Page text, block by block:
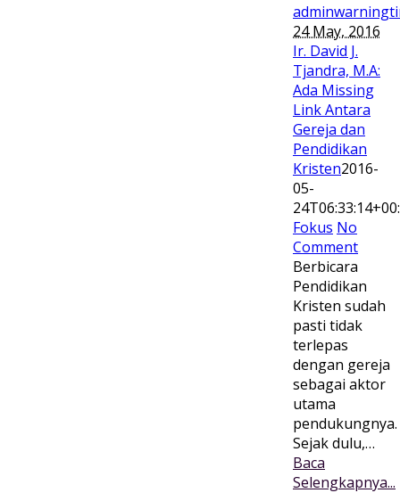
24 May, 2016
Ir. David J.
Tjandra, M.A:
Ada Missing
Link Antara
Gereja dan
Pendidikan
Kristen2016-
05-
Fokus No
Comment
Berbicara
Pendidikan
Kristen sudah
pasti tidak
terlepas
dengan gereja
sebagai aktor
utama
pendukungnya.
Sejak dulu,…
Baca
Selengkapnya...